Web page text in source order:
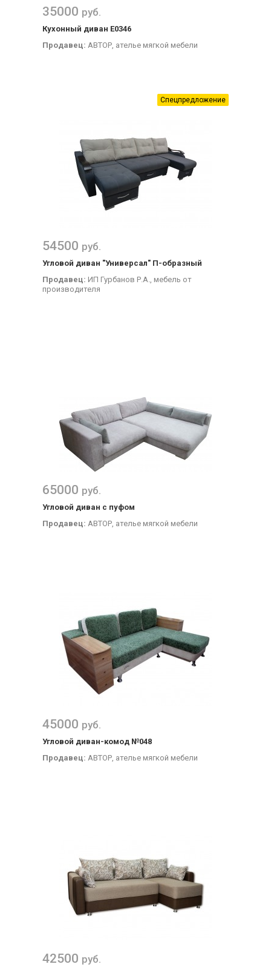
35000 руб.
Кухонный диван Е0346
Продавец: АВТОР, ателье мягкой мебели
Спецпредложение
54500 руб.
Угловой диван "Универсал" П-образный
Продавец: ИП Гурбанов Р.А., мебель от
производителя
65000 руб.
Угловой диван с пуфом
Продавец: АВТОР, ателье мягкой мебели
45000 руб.
Угловой диван-комод №048
Продавец: АВТОР, ателье мягкой мебели
42500 руб.